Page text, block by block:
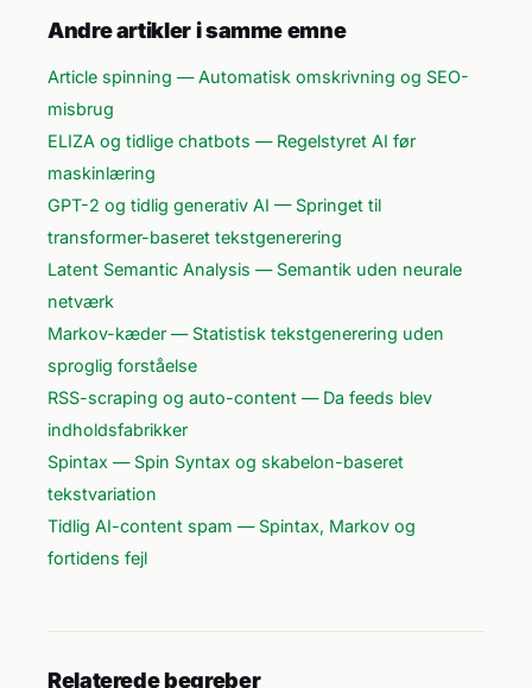
Andre artikler i samme emne
Article spinning — Automatisk omskrivning og SEO-
misbrug
ELIZA og tidlige chatbots — Regelstyret AI før
maskinlæring
GPT-2 og tidlig generativ AI — Springet til
transformer-baseret tekstgenerering
Latent Semantic Analysis — Semantik uden neurale
netværk
Markov-kæder — Statistisk tekstgenerering uden
sproglig forståelse
RSS-scraping og auto-content — Da feeds blev
indholdsfabrikker
Spintax — Spin Syntax og skabelon-baseret
tekstvariation
Tidlig AI-content spam — Spintax, Markov og
fortidens fejl
Relaterede begreber